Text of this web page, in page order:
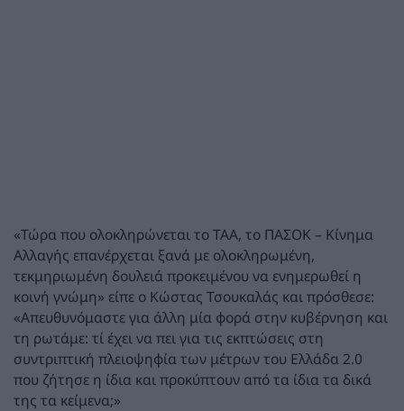
«Τώρα που ολοκληρώνεται το ΤΑΑ, το ΠΑΣΟΚ – Κίνημα
Αλλαγής επανέρχεται ξανά με ολοκληρωμένη,
τεκμηριωμένη δουλειά προκειμένου να ενημερωθεί η
κοινή γνώμη» είπε ο Κώστας Τσουκαλάς και πρόσθεσε:
«Απευθυνόμαστε για άλλη μία φορά στην κυβέρνηση και
τη ρωτάμε: τί έχει να πει για τις εκπτώσεις στη
συντριπτική πλειοψηφία των μέτρων του Ελλάδα 2.0
που ζήτησε η ίδια και προκύπτουν από τα ίδια τα δικά
της τα κείμενα;»